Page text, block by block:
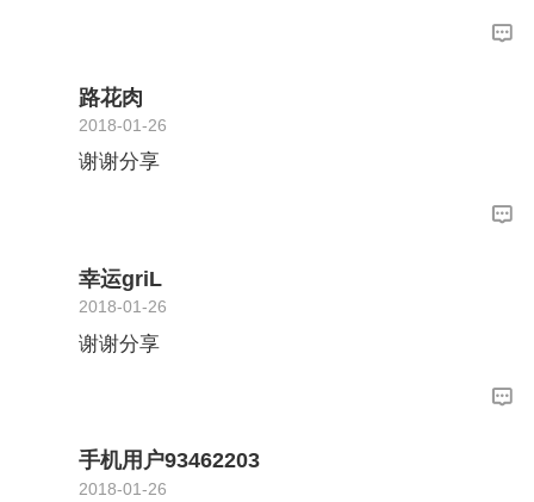
路花肉
2018-01-26
谢谢分享
幸运griL
2018-01-26
谢谢分享
手机用户93462203
2018-01-26